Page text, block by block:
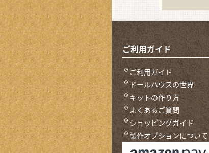
ご利用ガイド
ご利用ガイド
ドールハウスの世界
キットの作り方
よくあるご質問
ショッピングガイド
製作オプションについて